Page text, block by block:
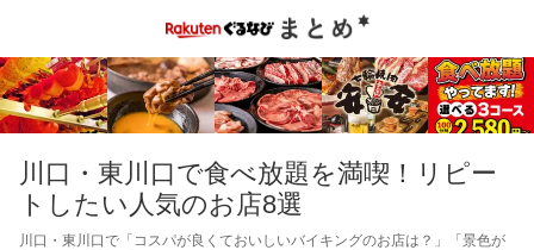
川口・東川口で食べ放題を満喫！リピー
トしたい人気のお店8選
川口・東川口で「コスパが良くておいしいバイキングのお店は？」「景色が